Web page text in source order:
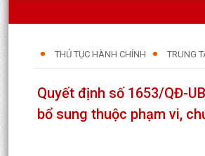
THỦ TỤC HÀNH CHÍNH TRUNG
Quyết định số 1653/QĐ-
bổ sung thuộc phạm vi,